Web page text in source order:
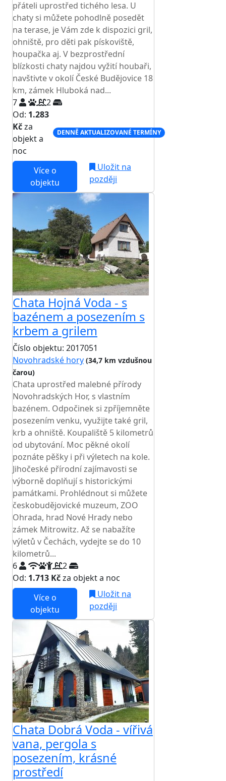
přáteli uprostřed tichého lesa. U
chaty si můžete pohodlně posedět
na terase, je Vám zde k dispozici gril,
ohniště, pro děti pak pískoviště,
houpačka aj. V bezprostřední
blízkosti chaty najdou vyžití houbaři,
navštivte v okolí České Budějovice 18
km, zámek Hluboká nad...
7
2
Od: 1.283
Kčza
objekt a
noc
DENNĚ AKTUALIZOVANÉ TERMÍNY
Více o
objektu
Uložit na
později
Chata Hojná Voda - s
bazénem a posezením s
krbem a grilem
Číslo objektu: 2017051
Novohradské hory (34,7 km vzdušnou
čarou)
Chata uprostřed malebné přírody
Novohradských Hor, s vlastním
bazénem. Odpočinek si zpříjemněte
posezením venku, využijte také gril,
krb a ohniště. Koupaliště 5 kilometrů
od ubytování. Moc pěkné okolí
poznáte pěšky i při výletech na kole.
Jihočeské přírodní zajímavosti se
výborně doplňují s historickými
památkami. Prohlédnout si můžete
českobudějovické muzeum, ZOO
Ohrada, hrad Nové Hrady nebo
zámek Mitrowitz. Až se nabažíte
výletů v Čechách, vydejte se do 10
kilometrů...
6
2
Od: 1.713 Kčza objekt a noc
Více o
objektu
Uložit na
později
Chata Dobrá Voda - vířivá
vana, pergola s
posezením, krásné
prostředí